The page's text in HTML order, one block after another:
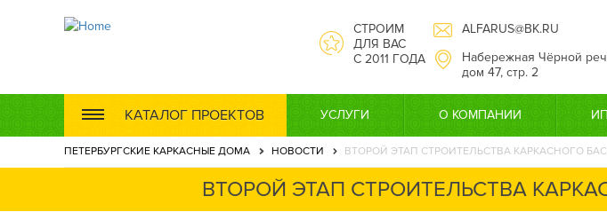
СТРОИМ
ДЛЯ ВАС
С 2011 ГОДА
ALFARUS@BK.RU
Набережная Чёрной
дом 47, стр. 2
КАТАЛОГ ПРОЕКТОВ УСЛУГИ О КОМПАНИИ
ПЕТЕРБУРГСКИЕ КАРКАСНЫЕ ДОМА НОВОСТИ ВТОРОЙ ЭТАП СТРОИТЕЛЬСТВА КАРКАСНОГО
ВТОРОЙ ЭТАП СТРОИТЕЛЬСТВА